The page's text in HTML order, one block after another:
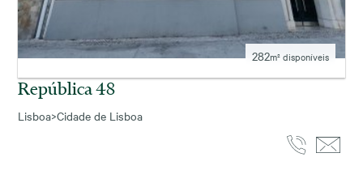
282m² disponíveis
República 48
Lisboa>Cidade de Lisboa